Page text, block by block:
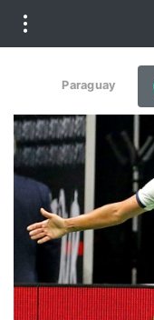
Paraguay